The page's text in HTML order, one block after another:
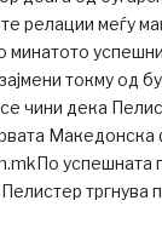
релации меѓу
минатото
токму од
чини дека
Македонска
успешната
тргнува